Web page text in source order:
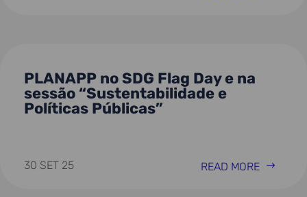
PLANAPP no SDG Flag Day e na
sessão “Sustentabilidade e
Políticas Públicas”
30 SET 25 READ MORE